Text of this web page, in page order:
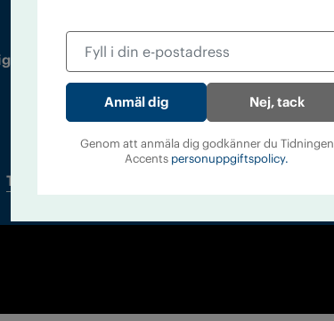
utgivare: Barbro Janson Lundkvist,
Tidningsarkiv
Nej, tack
Genom att anmäla dig godkänner du Tidningen
Accents personuppgiftspolicy.